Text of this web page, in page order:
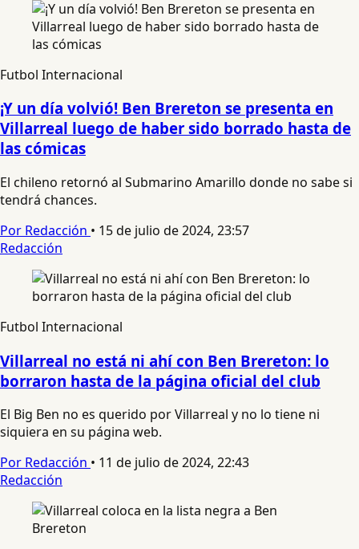
Futbol Internacional
¡Y un día volvió! Ben Brereton se presenta en
Villarreal luego de haber sido borrado hasta de
las cómicas
El chileno retornó al Submarino Amarillo donde no sabe si
tendrá chances.
Por Redacción • 15 de julio de 2024, 23:57
Redacción
Futbol Internacional
Villarreal no está ni ahí con Ben Brereton: lo
borraron hasta de la página oficial del club
El Big Ben no es querido por Villarreal y no lo tiene ni
siquiera en su página web.
Por Redacción • 11 de julio de 2024, 22:43
Redacción